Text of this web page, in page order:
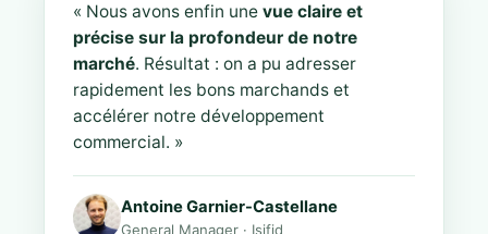
« Nous avons enfin une vue claire et
précise sur la profondeur de notre
marché. Résultat : on a pu adresser
rapidement les bons marchands et
accélérer notre développement
commercial. »
Antoine Garnier-Castellane
General Manager · Isifid